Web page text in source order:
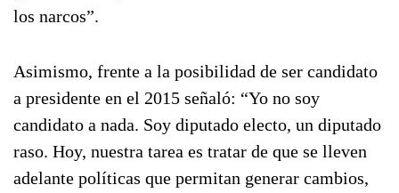
los narcos”.
Asimismo, frente a la posibilidad de ser candidato
a presidente en el 2015 señaló: “Yo no soy
candidato a nada. Soy diputado electo, un diputado
raso. Hoy, nuestra tarea es tratar de que se lleven
adelante políticas que permitan generar cambios,